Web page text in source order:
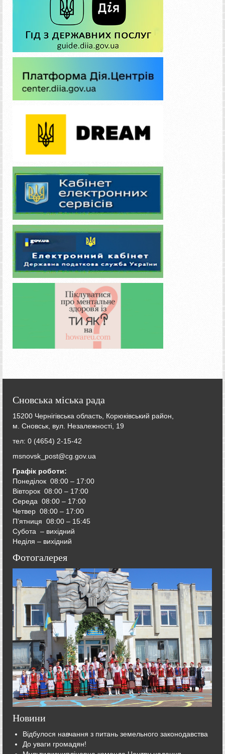
Сновська міська рада
15200 Чернігівська область, Корюківський район,
м. Сновськ, вул. Незалежності, 19
тел: 0 (4654) 2-15-42
msnovsk_post@cg.gov.ua
Графік роботи:
Понеділок 08:00 – 17:00
Вівторок 08:00 – 17:00
Середа 08:00 – 17:00
Четвер 08:00 – 17:00
П’ятниця 08:00 – 15:45
Субота – вихідний
Неділя – вихідний
Фотогалерея
Новини
Відбулося навчання з питань земельного законодавства
До уваги громадян!